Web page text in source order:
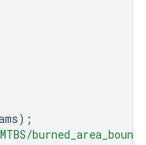
);
MTBS/